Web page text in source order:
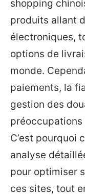
shopping
produits allant
électroniques,
options de
monde.
paiements, la
gestion des
préoccupations
C’est pourquoi
analyse
pour optimiser
ces sites, tout